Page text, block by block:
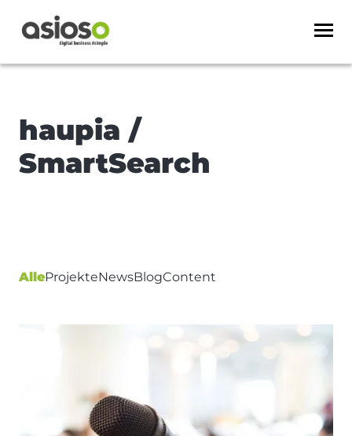
haupia /
SmartSearch
AlleProjekteNewsBlogContent